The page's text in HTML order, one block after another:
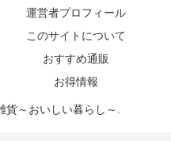
運営者プロフィール
このサイトについて
おすすめ通販
お得情報
～おいしい暮らし～.